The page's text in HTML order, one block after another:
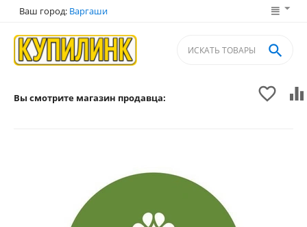
Ваш город: Варгаши
 

Вы смотрите магазин продавца: